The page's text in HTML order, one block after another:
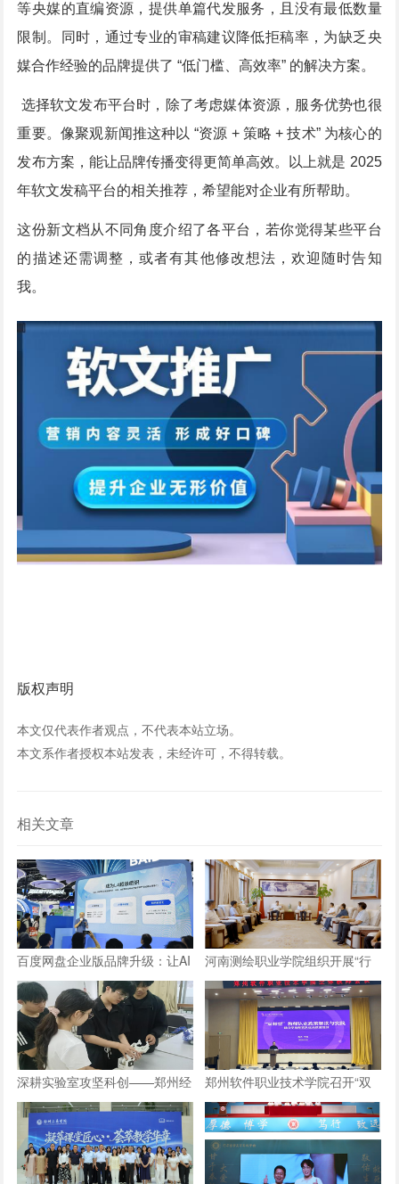
等央媒的直编资源，提供单篇代发服务，且没有最低数量
限制。同时，通过专业的审稿建议降低拒稿率，为缺乏央
媒合作经验的品牌提供了 “低门槛、高效率” 的解决方案。
选择软文发布平台时，除了考虑媒体资源，服务优势也很
重要。像聚观新闻推这种以 “资源 + 策略 + 技术” 为核心的
发布方案，能让品牌传播变得更简单高效。以上就是 2025
年软文发稿平台的相关推荐，希望能对企业有所帮助。
这份新文档从不同角度介绍了各平台，若你觉得某些平台
的描述还需调整，或者有其他修改想法，欢迎随时告知
我。
版权声明
本文仅代表作者观点，不代表本站立场。
本文系作者授权本站发表，未经许可，不得转载。
相关文章
百度网盘企业版品牌升级：让AI
长在数字资产上，成就“超级组
织”
河南测绘职业学院组织开展“行
走的思政课”实践教学活动
深耕实验室攻坚科创——郑州经
贸学院学子自研仿生机械手
郑州软件职业技术学院召开“双
师型”教师认定政策及企业实践
专项解读会议